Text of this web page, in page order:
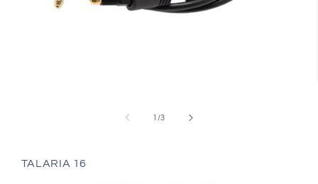
fenêtre
modale
1 /de
3
TALARIA 16